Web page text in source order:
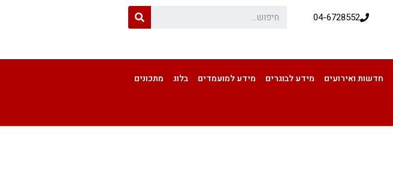
04-6728552
חדשות ואירועים מידע לבוגרים מידע למועמדים בלוג מתכונים